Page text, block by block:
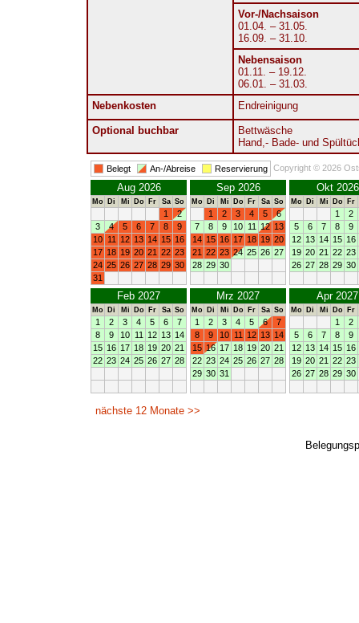
Vor-/Nachsaison
01.04. – 31.05.
16.09. – 31.10.
Nebensaison
01.11. – 19.12.
06.01. – 31.03.
Nebenkosten
Endreinigung
Optional buchbar
Bettwäsche
Hand,- Bade- und